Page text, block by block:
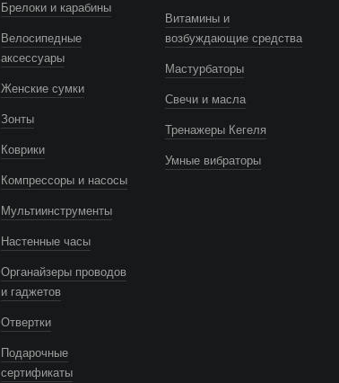
Брелоки и карабины
Велосипедные
аксессуары
Женские сумки
Зонты
Коврики
Компрессоры и насосы
Мультиинструменты
Настенные часы
Органайзеры проводов
и гаджетов
Отвертки
Подарочные
сертификаты
Витамины и
возбуждающие средства
Мастурбаторы
Свечи и масла
Тренажеры Кегеля
Умные вибраторы